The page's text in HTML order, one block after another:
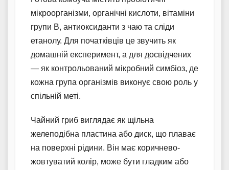
мікроорганізми, органічні кислоти, вітаміни
групи B, антиоксиданти з чаю та сліди
етанолу. Для початківців це звучить як
домашній експеримент, а для досвідчених
— як контрольований мікробний симбіоз, де
кожна група організмів виконує свою роль у
спільній меті.
Чайний гриб виглядає як щільна
желеподібна пластина або диск, що плаває
на поверхні рідини. Він має коричнево-
жовтуватий колір, може бути гладким або